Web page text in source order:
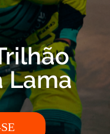
Lama